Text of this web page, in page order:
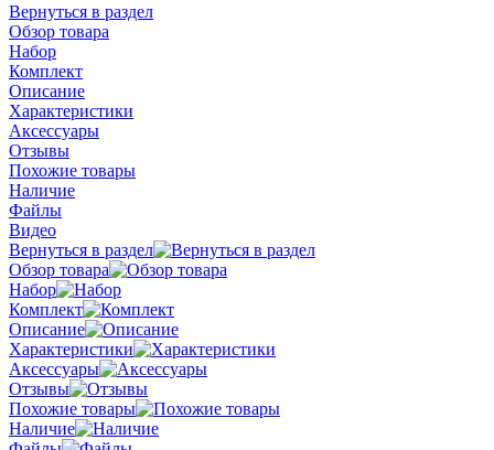
Вернуться в раздел
Обзор товара
Набор
Комплект
Описание
Характеристики
Аксессуары
Отзывы
Похожие товары
Наличие
Файлы
Видео
Вернуться в раздел
Обзор товара
Набор
Комплект
Описание
Характеристики
Аксессуары
Отзывы
Похожие товары
Наличие